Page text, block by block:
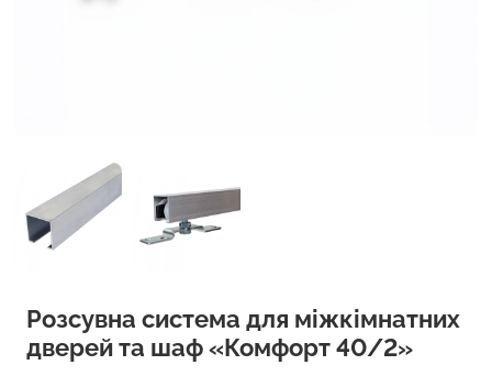
Розсувна система для міжкімнатних
дверей та шаф «Комфорт 40/2»